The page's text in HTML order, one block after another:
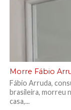
Morre Fábio
Fábio Arruda,
brasileira, morreu
casa,...